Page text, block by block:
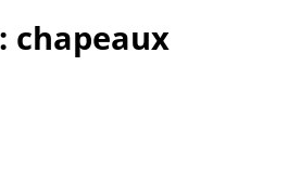
chapeaux